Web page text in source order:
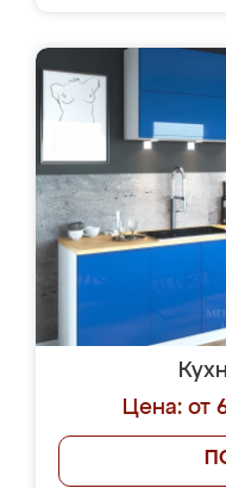
Цена: от